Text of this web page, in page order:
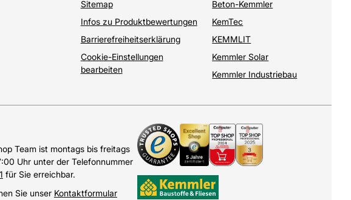
Sitemap
Infos zu Produktbewertungen
Barrierefreiheitserklärung
Cookie-Einstellungen
bearbeiten
Beton-Kemmler
KemTec
KEMMLIT
Kemmler Solar
Kemmler Industriebau
Team ist montags bis freitags
Uhr unter der Telefonnummer
für Sie erreichbar.
Sie unser Kontaktformular